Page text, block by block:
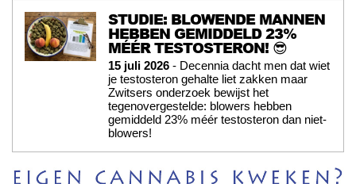
STUDIE: BLOWENDE MANNEN
HEBBEN GEMIDDELD 23%
MÉÉR TESTOSTERON! 😎
15 juli 2026 - Decennia dacht men dat wiet
je testosteron gehalte liet zakken maar
Zwitsers onderzoek bewijst het
tegenovergestelde: blowers hebben
gemiddeld 23% méér testosteron dan niet-
blowers!